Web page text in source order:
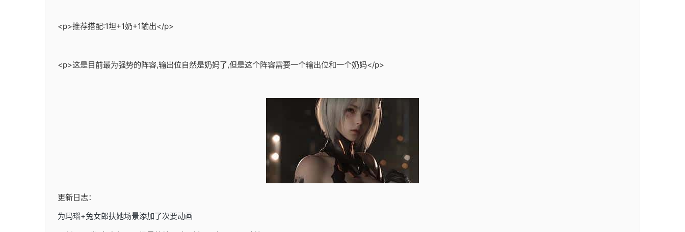
<p>推荐搭配:1坦+1奶+1输出</p>
<p>这是目前最为强势的阵容,输出位自然是奶妈了,但是这个阵容需要一个输出位和一个奶妈</p>
更新日志：
为玛瑙+兔女郎扶她场景添加了次要动画